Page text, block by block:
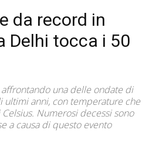
da record in
Delhi tocca i 50
una delle ondate di
ultimi anni, con temperature che
Numerosi decessi sono
a causa di questo evento